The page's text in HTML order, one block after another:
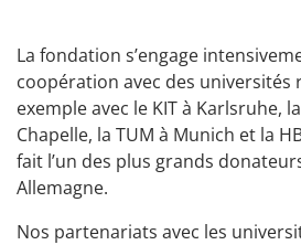
La fondation s’engage
coopération avec des universités
exemple avec le KIT à Karlsruhe,
Chapelle, la TUM à Munich et la
fait l’un des plus grands
Allemagne.
Nos partenariats avec les